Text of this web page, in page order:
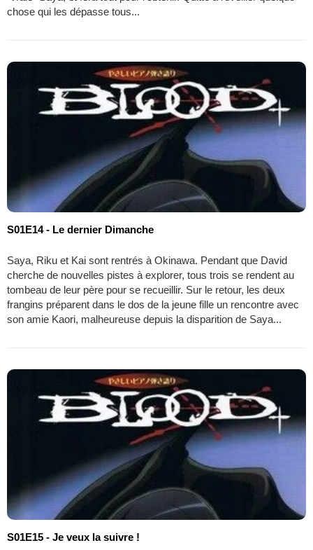
chose qui les dépasse tous...
S01E14 - Le dernier Dimanche
Saya, Riku et Kai sont rentrés à Okinawa. Pendant que David
cherche de nouvelles pistes à explorer, tous trois se rendent au
tombeau de leur père pour se recueillir. Sur le retour, les deux
frangins préparent dans le dos de la jeune fille un rencontre avec
son amie Kaori, malheureuse depuis la disparition de Saya...
S01E15 - Je veux la suivre !